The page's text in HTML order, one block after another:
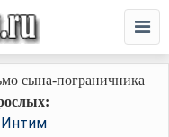
сына-пограничника
Интим